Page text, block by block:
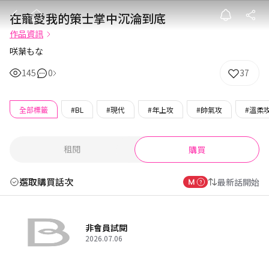
在寵愛我的策
在寵愛我的策士掌中沉淪到底
作品資訊
咲葉もな
145
0 37
全部標籤 #BL #現代 #年上攻 #帥氣攻 #溫柔
租閱 購買
選取購買話次 最新話開始
非會員試閱
2026.07.06